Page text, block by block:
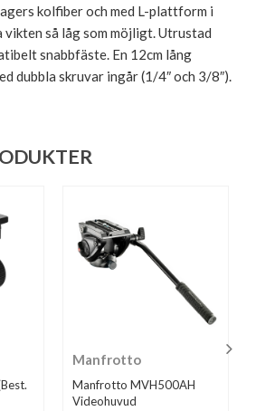
kolfiber och med L-plattform i
så låg som möjligt. Utrustad
snabbfäste. En 12cm lång
dubbla skruvar ingår (1/4″ och 3/8″).
Manfrotto
Manfrotto MVH500AH
Videohuvud